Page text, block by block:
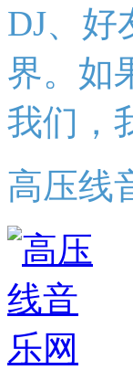
DJ、好
界。如
我们，
高压线